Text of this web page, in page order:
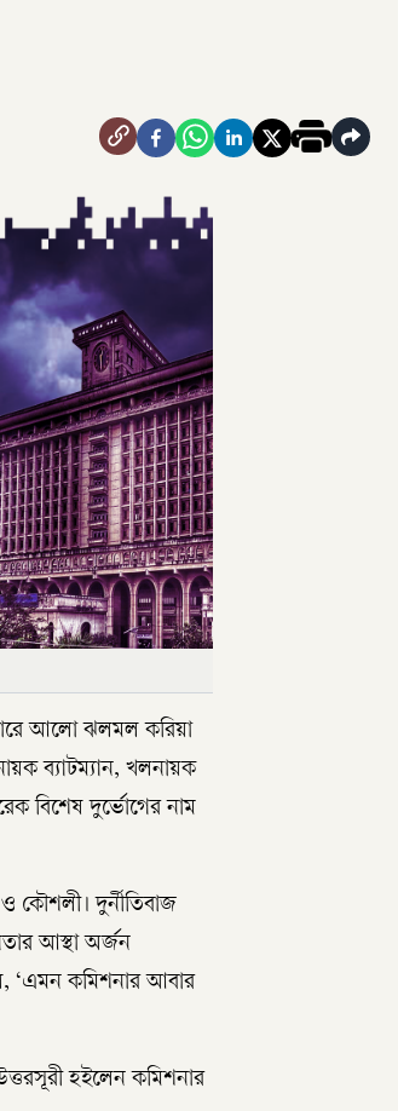
আলো ঝলমল করিয়া
ব্যাটম্যান, খলনায়ক
বিশেষ দুর্ভোগের নাম
কৌশলী। দুর্নীতিবাজ
আস্থা অর্জন
‘এমন কমিশনার আবার
হইলেন কমিশনার